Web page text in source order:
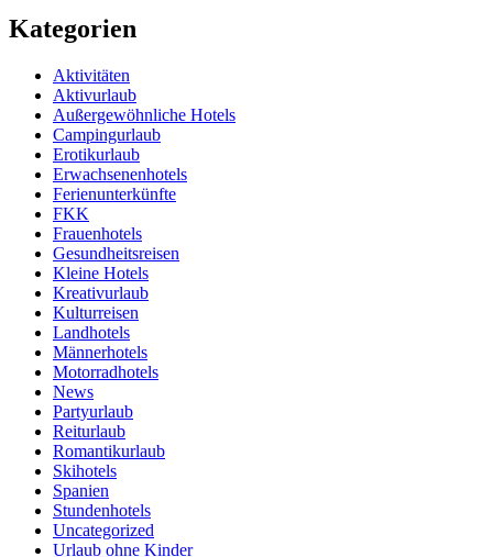
Kategorien
Aktivitäten
Aktivurlaub
Außergewöhnliche Hotels
Campingurlaub
Erotikurlaub
Erwachsenenhotels
Ferienunterkünfte
FKK
Frauenhotels
Gesundheitsreisen
Kleine Hotels
Kreativurlaub
Kulturreisen
Landhotels
Männerhotels
Motorradhotels
News
Partyurlaub
Reiturlaub
Romantikurlaub
Skihotels
Spanien
Stundenhotels
Uncategorized
Urlaub ohne Kinder